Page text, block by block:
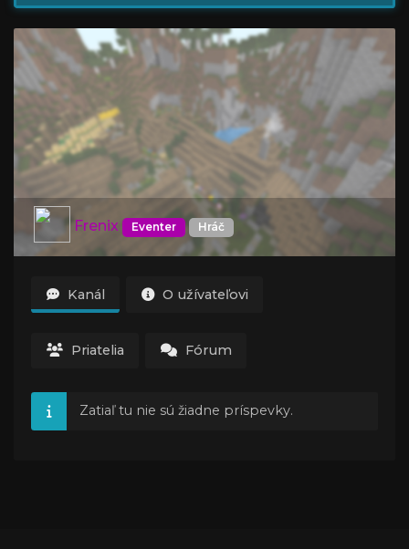
Frenix Eventer Hráč
Kanál O užívateľovi
Priatelia Fórum
Zatiaľ tu nie sú žiadne príspevky.